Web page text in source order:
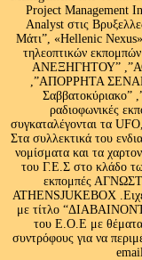
Project Management
Analyst στις
Μάτι”, «Hellenic
τηλεοπτικών
ΑΝΕΞΗΓΗΤΟΥ”
,”ΑΠΟΡΡΗΤΑ
ραδιοφωνικές
συγκαταλέγονται τα
Στα συλλεκτικά του
νομίσματα και τα
του Γ.Ε.Σ στο κλάδο
εκπομπές
ATHENSJUKEBOX
με τίτλο
του Ε.Ο.Ε με θέματα
συντρόφους για να